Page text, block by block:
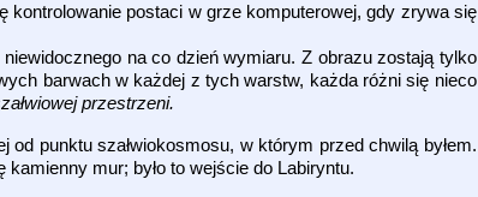
kontrolowanie postaci w grze komputerowej, gdy zrywa się
na co dzień wymiaru. Z obrazu zostają tylko
barwach w każdej z tych warstw, każda różni się nieco
przestrzeni.
od punktu szałwiokosmosu, w którym przed chwilą byłem.
mur; było to wejście do Labiryntu.